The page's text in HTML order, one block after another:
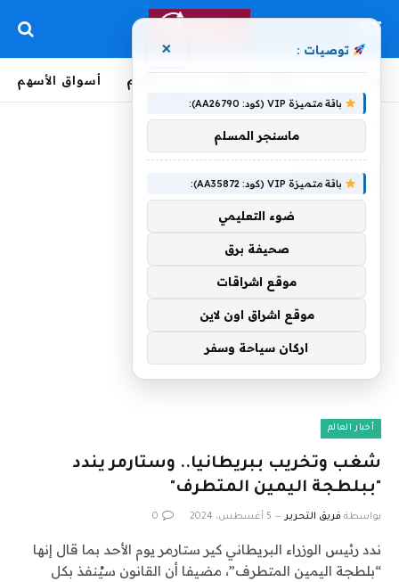
أخبار العالم أسواق الأسهم
ببريطانيا
أخبار العالم
شغب وتخريب ببريطانيا.. وستارمر يندد
"ببلطجة اليمين المتطرف"
بواسطة فريق التحرير 5 أغسطس، 2024 0
ندد رئيس الوزراء البريطاني كير ستارمر يوم الأحد بما قال إنها
“بلطجة اليمين المتطرف”، مضيفا أن القانون سيُنفذ بكل
توصيات : ×
باقة متميزة VIP (كود: AA26790):
ماسنجر المسلم
باقة متميزة VIP (كود: AA35872):
ضوء التعليمي
صحيفة برق
موقع اشراقات
موقع اشراق اون لاين
اركان سياحة وسفر